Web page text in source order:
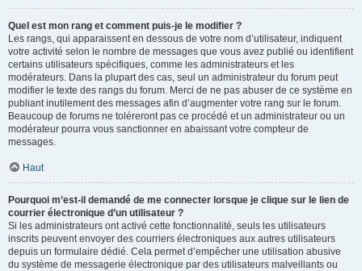
Quel est mon rang et comment puis-je le modifier ?
Les rangs, qui apparaissent en dessous de votre nom d’utilisateur, indiquent
votre activité selon le nombre de messages que vous avez publié ou identifient
certains utilisateurs spécifiques, comme les administrateurs et les
modérateurs. Dans la plupart des cas, seul un administrateur du forum peut
modifier le texte des rangs du forum. Merci de ne pas abuser de ce système en
publiant inutilement des messages afin d’augmenter votre rang sur le forum.
Beaucoup de forums ne toléreront pas ce procédé et un administrateur ou un
modérateur pourra vous sanctionner en abaissant votre compteur de
messages.
Haut
Pourquoi m’est-il demandé de me connecter lorsque je clique sur le lien de
courrier électronique d’un utilisateur ?
Si les administrateurs ont activé cette fonctionnalité, seuls les utilisateurs
inscrits peuvent envoyer des courriers électroniques aux autres utilisateurs
depuis un formulaire dédié. Cela permet d’empêcher une utilisation abusive
du système de messagerie électronique par des utilisateurs malveillants ou